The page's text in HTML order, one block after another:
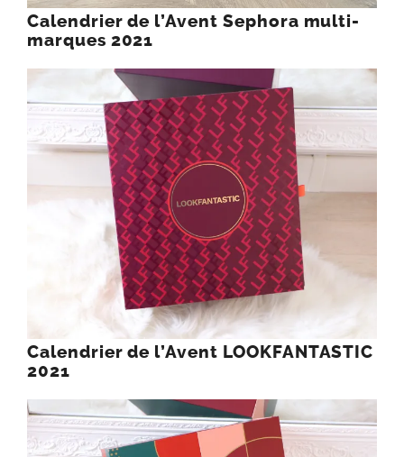
Calendrier de l’Avent Sephora multi-
marques 2021
Calendrier de l’Avent LOOKFANTASTIC
2021